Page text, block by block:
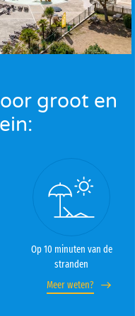
groot en
Op 10 minuten van de
stranden
Meer weten?